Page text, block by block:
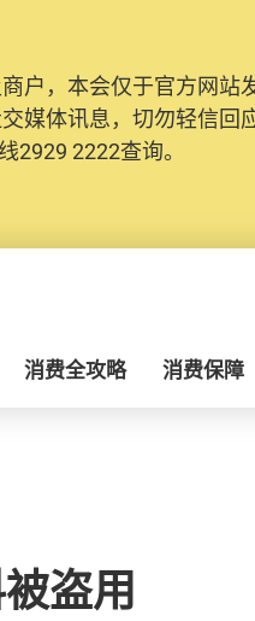
户，本会仅于官方网
媒体讯息，切勿轻信
2929 2222查询。
消费全攻略 消费保障
盗用